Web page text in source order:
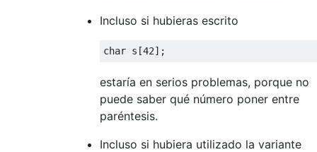
Incluso si hubieras escrito
char s [42];
estaría en serios problemas, porque no
puede saber qué número poner entre
paréntesis.
Incluso si hubiera utilizado la variante